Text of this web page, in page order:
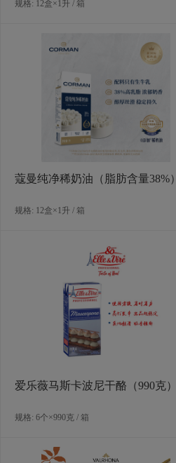
多焙乐迷你绿色树叶形巧克力
规格: 6盒×264克（576片） / 箱
多焙乐卷形白巧克力
规格: 1盒×4千克 / 箱
规格: 12盒×1升 / 箱
蔻曼纯净稀奶油（脂肪含量38%）
规格: 12盒×1升 / 箱
爱乐薇马斯卡波尼干酪（990克）
规格: 6个×990克 / 箱